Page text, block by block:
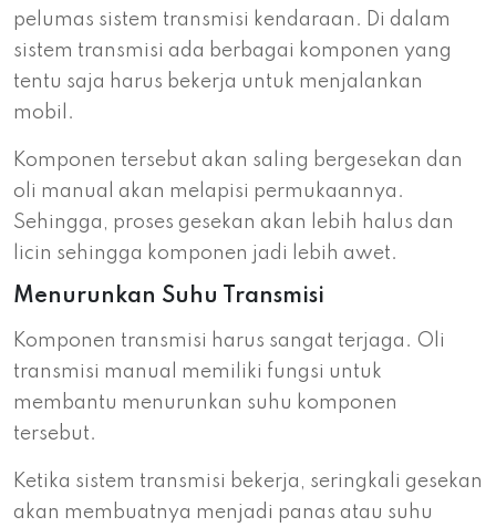
pelumas sistem transmisi kendaraan. Di dalam
sistem transmisi ada berbagai komponen yang
tentu saja harus bekerja untuk menjalankan
mobil.
Komponen tersebut akan saling bergesekan dan
oli manual akan melapisi permukaannya.
Sehingga, proses gesekan akan lebih halus dan
licin sehingga komponen jadi lebih awet.
Menurunkan Suhu Transmisi
Komponen transmisi harus sangat terjaga. Oli
transmisi manual memiliki fungsi untuk
membantu menurunkan suhu komponen
tersebut.
Ketika sistem transmisi bekerja, seringkali gesekan
akan membuatnya menjadi panas atau suhu